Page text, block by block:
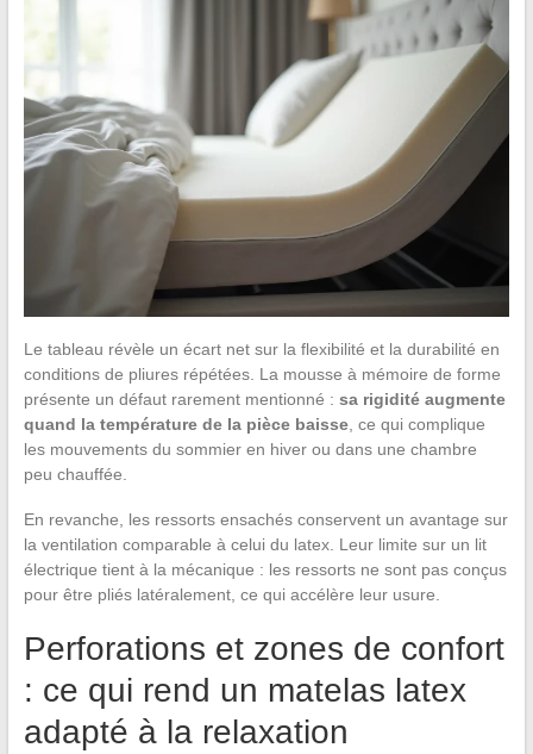
Le tableau révèle un écart net sur la flexibilité et la durabilité en
conditions de pliures répétées. La mousse à mémoire de forme
présente un défaut rarement mentionné : sa rigidité augmente
quand la température de la pièce baisse, ce qui complique
les mouvements du sommier en hiver ou dans une chambre
peu chauffée.
En revanche, les ressorts ensachés conservent un avantage sur
la ventilation comparable à celui du latex. Leur limite sur un lit
électrique tient à la mécanique : les ressorts ne sont pas conçus
pour être pliés latéralement, ce qui accélère leur usure.
Perforations et zones de confort
: ce qui rend un matelas latex
adapté à la relaxation